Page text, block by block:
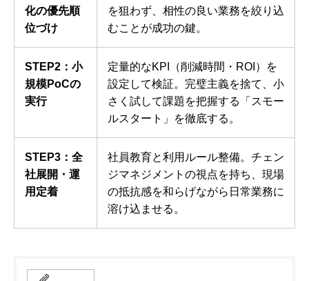
化の優先順
位づけ
を狙わず、相性の良い業務を絞り込
むことが成功の鍵。
STEP2：小
規模PoCの
実行
定量的なKPI（削減時間・ROI）を
設定して検証。完璧主義を捨て、小
さく試して課題を把握する「スモー
ルスタート」を徹底する。
STEP3：全
社展開・運
用定着
社員教育と利用ルール整備。チェン
ジマネジメントの視点を持ち、現場
の抵抗感を和らげながら日常業務に
溶け込ませる。